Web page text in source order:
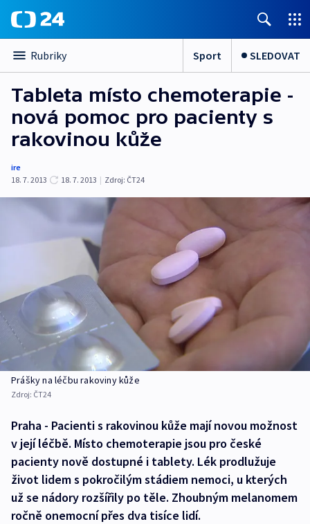
Rubriky Sport SLEDOVAT
Tableta místo chemoterapie -
nová pomoc pro pacienty s
rakovinou kůže
ire
18. 7. 2013
18. 7. 2013 | Zdroj: ČT24
Prášky na léčbu rakoviny kůže
Zdroj: ČT24
Praha - Pacienti s rakovinou kůže mají novou možnost
v její léčbě. Místo chemoterapie jsou pro české
pacienty nově dostupné i tablety. Lék prodlužuje
život lidem s pokročilým stádiem nemoci, u kterých
už se nádory rozšířily po těle. Zhoubným melanomem
ročně onemocní přes dva tisíce lidí.